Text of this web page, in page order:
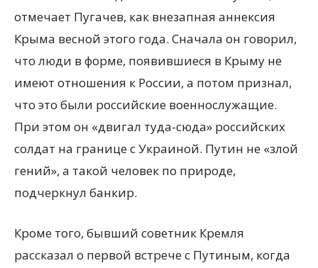
отмечает Пугачев, как внезапная аннексия
Крыма весной этого года. Сначала он говорил,
что люди в форме, появившиеся в Крыму не
имеют отношения к России, а потом признал,
что это были российские военнослужащие.
При этом он «двигал туда-сюда» российских
солдат на границе с Украиной. Путин не «злой
гений», а такой человек по природе,
подчеркнул банкир.
Кроме того, бывший советник Кремля
рассказал о первой встрече с Путиным, когда